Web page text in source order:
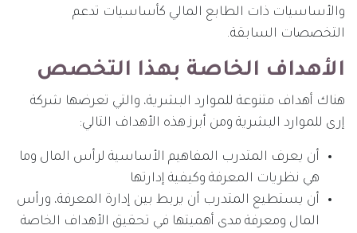
والأساسيات ذات الطابع المالي كأساسيات تدعم
التخصصات السابقة.
الأهداف الخاصة بهذا التخصص
هناك أهداف متنوعة للموارد البشرية، والتي تعرضها شركة
إرى للموارد البشرية ومن أبرز هذه الأهداف التالي:
أن يعرف المتدرب المفاهيم الأساسية لرأس المال وما
هي نظريات المعرفة وكيفية إدارتها
أن يستطيع المتدرب أن يربط بين إدارة المعرفة، ورأس
المال ومعرفة مدى أهميتها في تحقيق الأهداف الخاصة